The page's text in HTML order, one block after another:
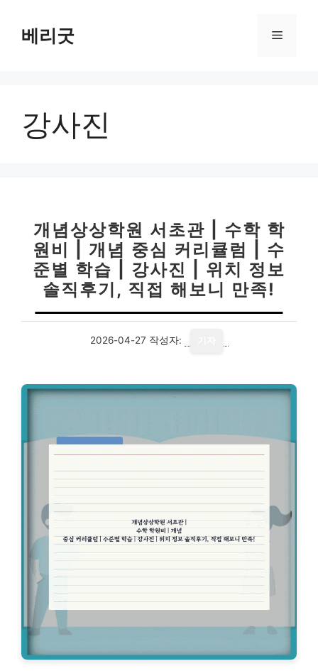
베리굿 메
강사진
개념상상학원 서초관 | 수학 학
원비 | 개념 중심 커리큘럼 | 수
준별 학습 | 강사진 | 위치 정보
솔직후기, 직접 해보니 만족!
2026-04-27 작성자: